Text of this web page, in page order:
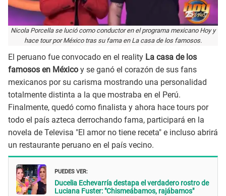
Nicola Porcella se lució como conductor en el programa mexicano Hoy y
hace tour por México tras su fama en La casa de los famosos.
El peruano fue convocado en el reality La casa de los
famosos en México y se ganó el corazón de sus fans
mexicanos por su carisma mostrando una personalidad
totalmente distinta a la que mostraba en el Perú.
Finalmente, quedó como finalista y ahora hace tours por
todo el país azteca derrochando fama, participará en la
novela de Televisa "El amor no tiene receta" e incluso abrirá
un restaurante peruano en el país vecino.
PUEDES VER:
Ducelia Echevarría destapa el verdadero rostro de
Luciana Fuster: "Chismeábamos, rajábamos"